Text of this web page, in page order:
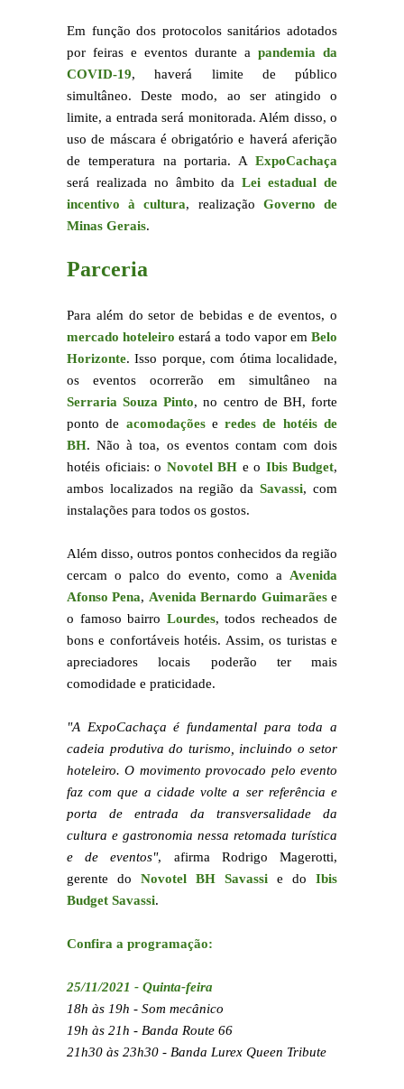
Em função dos protocolos sanitários adotados
por feiras e eventos durante a pandemia da
COVID-19, haverá limite de público
simultâneo. Deste modo, ao ser atingido o
limite, a entrada será monitorada. Além disso, o
uso de máscara é obrigatório e haverá aferição
de temperatura na portaria. A ExpoCachaça
será realizada no âmbito daLei estadual de
incentivo à cultura, realização Governo de
Minas Gerais.
Parceria
Para além do setor de bebidas e de eventos, o
mercado hoteleiro estará a todo vapor emBelo
Horizonte. Isso porque, com ótima localidade,
os eventos ocorrerão em simultâneo na
Serraria Souza Pinto, no centro de BH, forte
ponto de acomodaçõeseredes de hotéis de
BH. Não à toa, os eventos contam com dois
hotéis oficiais: o Novotel BH e o Ibis Budget,
ambos localizados na região daSavassi, com
instalações para todos os gostos.
Além disso, outros pontos conhecidos da região
cercam o palco do evento, como a Avenida
Afonso Pena, Avenida Bernardo Guimarãese
o famoso bairro Lourdes, todos recheados de
bons e confortáveis hotéis. Assim, os turistas e
apreciadores locais poderão ter mais
comodidade e praticidade.
"A ExpoCachaça é fundamental para toda a
cadeia produtiva do turismo, incluindo o setor
hoteleiro. O movimento provocado pelo evento
faz com que a cidade volte a ser referência e
porta de entrada da transversalidade da
cultura e gastronomia nessa retomada turística
e de eventos", afirma Rodrigo Magerotti,
gerente do Novotel BH Savassi e do Ibis
Budget Savassi.
Confira a programação:
25/11/2021 - Quinta-feira
18h às 19h - Som mecânico
19h às 21h - Banda Route 66
21h30 às 23h30 - Banda Lurex Queen Tribute